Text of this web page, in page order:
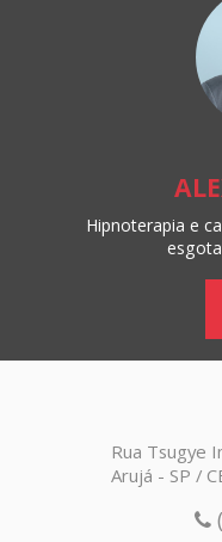
Hipnoterapia e
Rua Tsugye
Arujá - SP /